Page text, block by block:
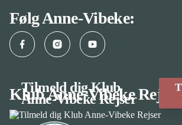
Følg Anne-Vibeke:
FacebookInstagram YouTube
Klub Anne-Vibeke Rejser
Tilmeld dig Klub
Anne-Vibeke Rejser